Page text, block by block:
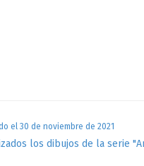
el 30 de noviembre de 2021
los dibujos de la serie